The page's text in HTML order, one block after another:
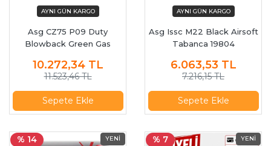
Asg CZ75 P09 Duty
Blowback Green Gas
10.272,34 TL
11.523,46 TL
Sepete Ekle
Asg Issc M22 Black Airsoft
Tabanca 19804
6.063,53 TL
7.216,15 TL
Sepete Ekle
% 14 % 7